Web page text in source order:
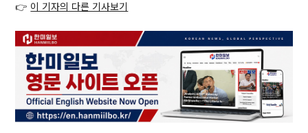
👉 이 기자의 다른 기사보기